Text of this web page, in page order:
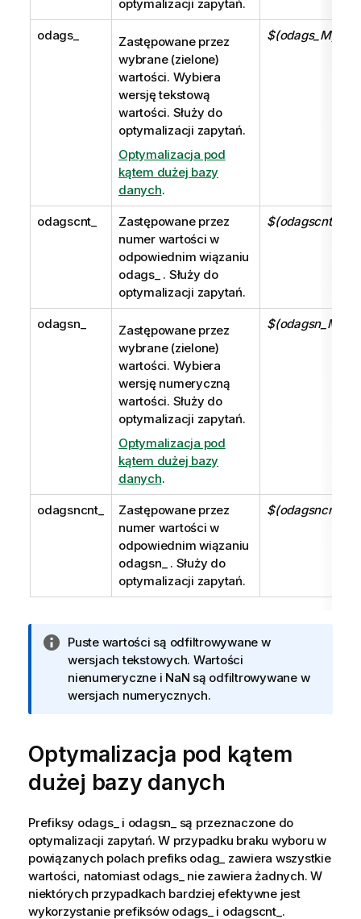
optymalizacji zapytań.
odags_
Zastępowane przez
wybrane (zielone)
wartości. Wybiera
wersję tekstową
wartości. Służy do
optymalizacji zapytań.
Optymalizacja pod
kątem dużej bazy
danych.
odagscnt_
Zastępowane przez
numer wartości w
odpowiednim wiązaniu
odags_ . Służy do
optymalizacji zapytań.
odagsn_
Zastępowane przez
wybrane (zielone)
wartości. Wybiera
wersję numeryczną
wartości. Służy do
optymalizacji zapytań.
Optymalizacja pod
kątem dużej bazy
danych.
odagsncnt_
Zastępowane przez
numer wartości w
odpowiednim wiązaniu
odagsn_
. Służy do
optymalizacji zapytań.
I
n
f
o
a
c
j
Puste wartości są odfiltrowywane w
wersjach tekstowych. Wartości
nienumeryczne i NaN są odfiltrowywane w
wersjach numerycznych.
Optymalizacja pod kątem
dużej bazy danych
Prefiksy odags_ i odagsn_
są przeznaczone do
optymalizacji zapytań. W przypadku braku wyboru w
powiązanych polach prefiks odag_
zawiera wszystkie
wartości, natomiast odags_ nie zawiera żadnych. W
niektórych przypadkach bardziej efektywne jest
wykorzystanie prefiksów odags_ i odagscnt_ .